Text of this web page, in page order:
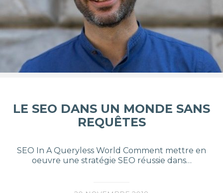
LE SEO DANS UN MONDE SANS
REQUÊTES
SEO In A Queryless World Comment mettre en
oeuvre une stratégie SEO réussie dans…